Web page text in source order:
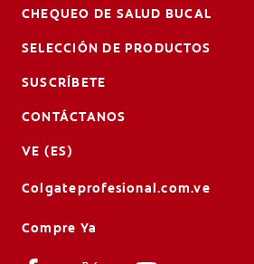
CHEQUEO DE SALUD BUCAL
SELECCIÓN DE PRODUCTOS
SUSCRÍBETE
CONTÁCTANOS
VE (ES)
Colgateprofesional.com.ve
Compre Ya